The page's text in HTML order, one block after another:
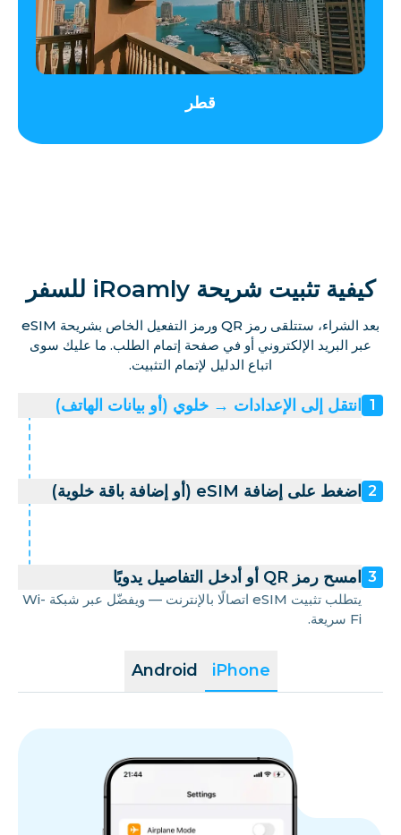
قطر
كيفية تثبيت شريحة iRoamly للسفر
بعد الشراء، ستتلقى رمز QR ورمز التفعيل الخاص بشريحة eSIM
عبر البريد الإلكتروني أو في صفحة إتمام الطلب. ما عليك سوى
اتباع الدليل لإتمام التثبيت.
iPhone
Android
1 انتقل إلى الإعدادات → خلوي (أو بيانات الهاتف)
2 اضغط على إضافة eSIM (أو إضافة باقة خلوية)
3 امسح رمز QR أو أدخل التفاصيل يدويًا
يتطلب تثبيت eSIM اتصالًا بالإنترنت — ويفضّل عبر شبكة Wi-
Fi سريعة.